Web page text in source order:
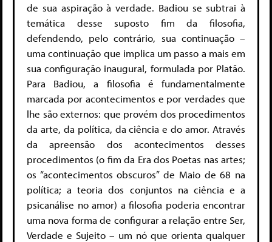
de sua aspiração à verdade. Badiou se subtrai à
temática desse suposto fim da filosofia,
defendendo, pelo contrário, sua continuação –
uma continuação que implica um passo a mais em
sua configuração inaugural, formulada por Platão.
Para Badiou, a filosofia é fundamentalmente
marcada por acontecimentos e por verdades que
lhe são externos: que provém dos procedimentos
da arte, da política, da ciência e do amor. Através
da apreensão dos acontecimentos desses
procedimentos (o fim da Era dos Poetas nas artes;
os “acontecimentos obscuros” de Maio de 68 na
política; a teoria dos conjuntos na ciência e a
psicanálise no amor) a filosofia poderia encontrar
uma nova forma de configurar a relação entre Ser,
Verdade e Sujeito – um nó que orienta qualquer